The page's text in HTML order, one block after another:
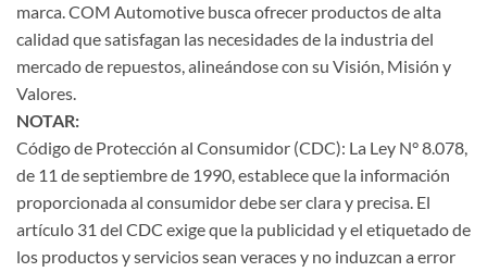
marca. COM Automotive busca ofrecer productos de alta
calidad que satisfagan las necesidades de la industria del
mercado de repuestos, alineándose con su Visión, Misión y
Valores.
NOTAR:
Código de Protección al Consumidor (CDC): La Ley N° 8.078,
de 11 de septiembre de 1990, establece que la información
proporcionada al consumidor debe ser clara y precisa. El
artículo 31 del CDC exige que la publicidad y el etiquetado de
los productos y servicios sean veraces y no induzcan a error